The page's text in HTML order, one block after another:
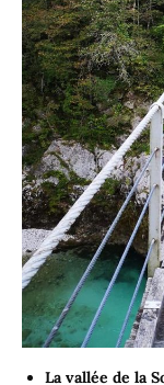
La vallée de la